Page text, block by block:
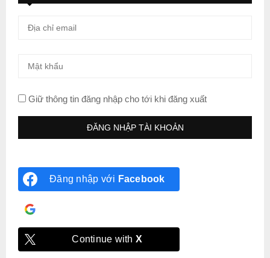
Giữ thông tin đăng nhập cho tới khi đăng xuất
Đăng nhập với Facebook
Continue with X